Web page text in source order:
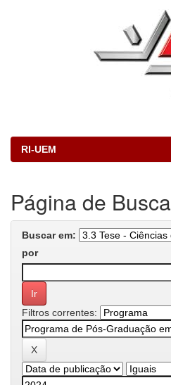
RI-UEM
Página de Busca
Buscar em:
por
Filtros correntes: